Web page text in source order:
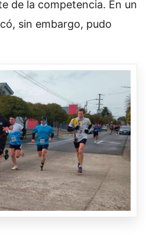
de la competencia. En un
sin embargo, pudo